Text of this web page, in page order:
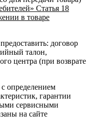
Статья 18
в товаре
договор
талон,
центра (при возврате
определением
гарантии
сервисными
на сайте